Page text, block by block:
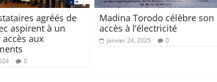
agréés de
aspirent à un
aux
0
Madina Torodo célèbre son
accès à l’électricité
janvier 24, 2025 0